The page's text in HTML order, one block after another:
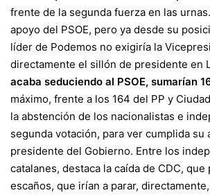
frente de la segunda fuerza en las
apoyo del PSOE, pero ya desde su
líder de Podemos no exigiría la
directamente el sillón de presidente en
acaba seduciendo al PSOE, sumarían
máximo, frente a los 164 del PP y
la abstención de los nacionalistas e
segunda votación, para ver cumplida su
presidente del Gobierno. Entre los
catalanes, destaca la caída de CDC, que
escaños, que irían a parar,